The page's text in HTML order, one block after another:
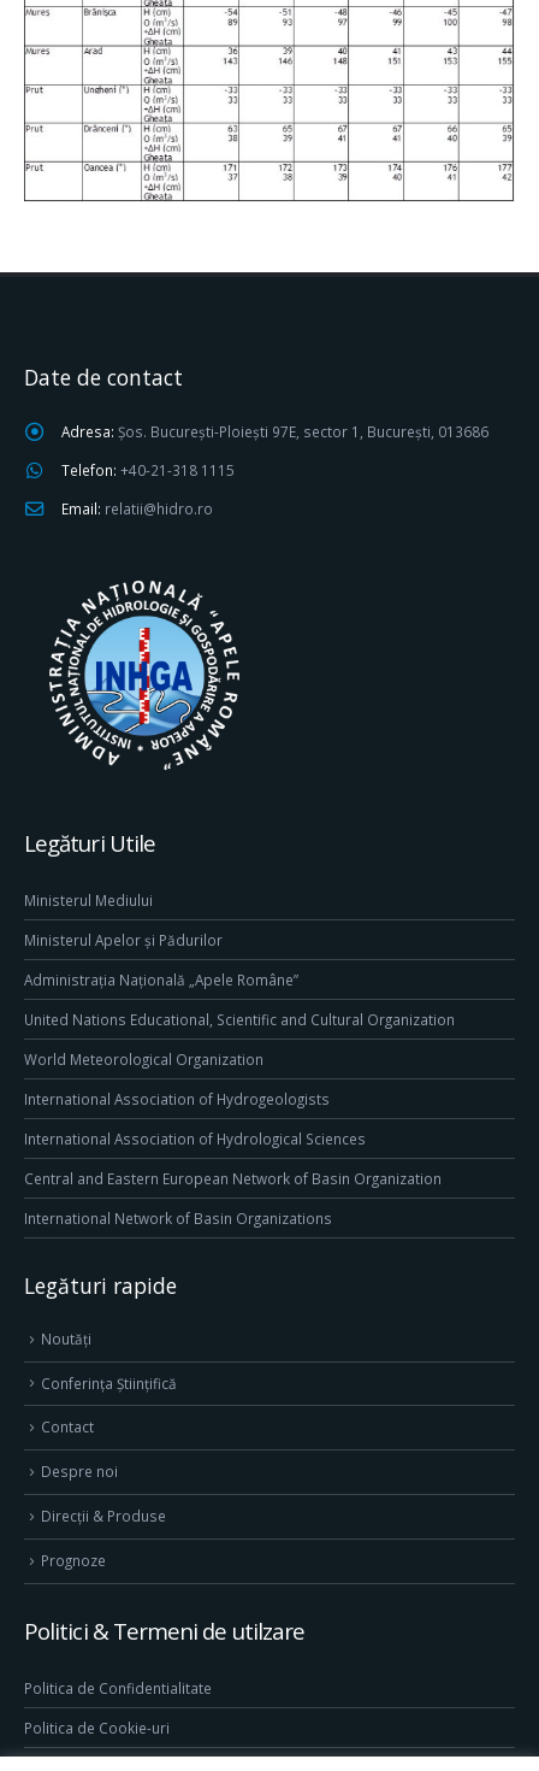
Date de contact
Adresa: Șos. București-Ploiești 97E, sector 1, București, 013686
Telefon: +40-21-318 1115
Email: relatii@hidro.ro
Legături Utile
Ministerul Mediului
Ministerul Apelor și Pădurilor
Administrația Națională „Apele Române”
United Nations Educational, Scientific and Cultural Organization
World Meteorological Organization
International Association of Hydrogeologists
International Association of Hydrological Sciences
Central and Eastern European Network of Basin Organization
International Network of Basin Organizations
Legături rapide
Noutăți
Conferința Științifică
Contact
Despre noi
Direcţii & Produse
Prognoze
Politici & Termeni de utilzare
Politica de Confidentialitate
Politica de Cookie-uri